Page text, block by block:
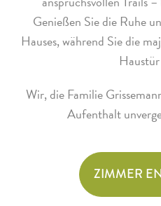
Genießen Sie die Ruhe
Hauses, während Sie die
Wir, die Familie
Aufenthalt
ZIMMER